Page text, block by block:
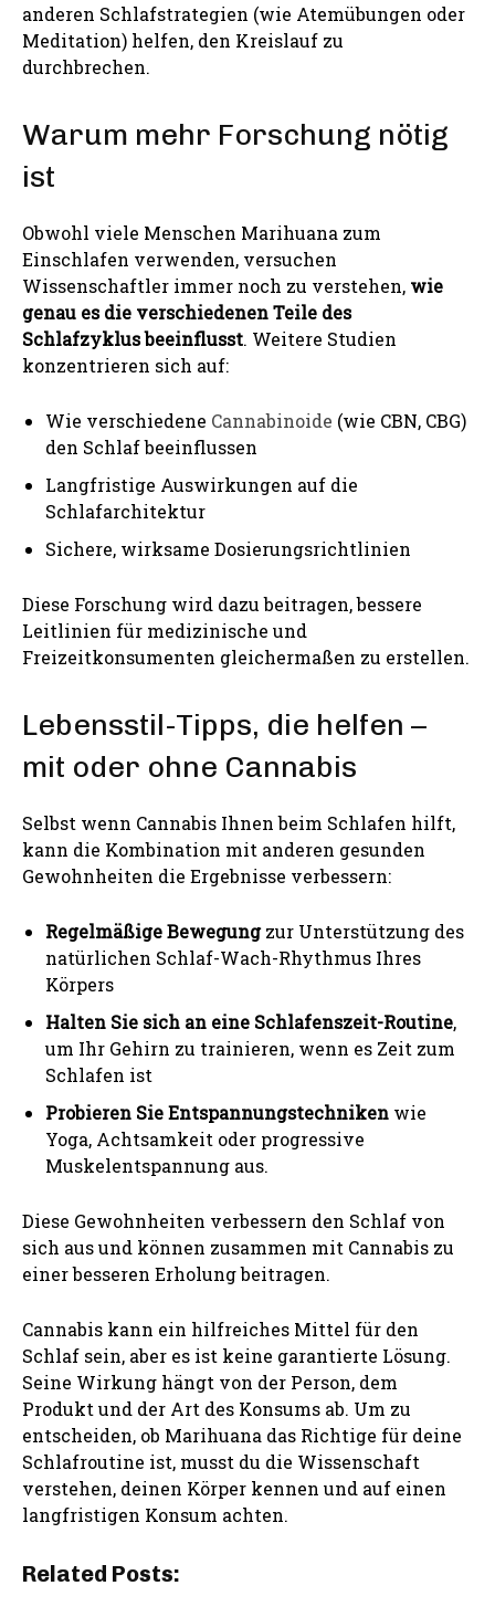
anderen Schlafstrategien (wie Atemübungen oder
Meditation) helfen, den Kreislauf zu
durchbrechen.
Warum mehr Forschung nötig
ist
Obwohl viele Menschen Marihuana zum
Einschlafen verwenden, versuchen
Wissenschaftler immer noch zu verstehen, wie
genau es die verschiedenen Teile des
Schlafzyklus beeinflusst. Weitere Studien
konzentrieren sich auf:
Wie verschiedene Cannabinoide (wie CBN, CBG)
den Schlaf beeinflussen
Langfristige Auswirkungen auf die
Schlafarchitektur
Sichere, wirksame Dosierungsrichtlinien
Diese Forschung wird dazu beitragen, bessere
Leitlinien für medizinische und
Freizeitkonsumenten gleichermaßen zu erstellen.
Lebensstil-Tipps, die helfen –
mit oder ohne Cannabis
Selbst wenn Cannabis Ihnen beim Schlafen hilft,
kann die Kombination mit anderen gesunden
Gewohnheiten die Ergebnisse verbessern:
Regelmäßige Bewegungzur Unterstützung des
natürlichen Schlaf-Wach-Rhythmus Ihres
Körpers
Halten Sie sich an eine Schlafenszeit-Routine,
um Ihr Gehirn zu trainieren, wenn es Zeit zum
Schlafen ist
Probieren Sie Entspannungstechniken wie
Yoga, Achtsamkeit oder progressive
Muskelentspannung aus.
Diese Gewohnheiten verbessern den Schlaf von
sich aus und können zusammen mit Cannabis zu
einer besseren Erholung beitragen.
Cannabis kann ein hilfreiches Mittel für den
Schlaf sein, aber es ist keine garantierte Lösung.
Seine Wirkung hängt von der Person, dem
Produkt und der Art des Konsums ab. Um zu
entscheiden, ob Marihuana das Richtige für deine
Schlafroutine ist, musst du die Wissenschaft
verstehen, deinen Körper kennen und auf einen
langfristigen Konsum achten.
Related Posts: